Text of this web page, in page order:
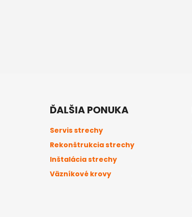
ĎALŠIA PONUKA
Servis strechy
Rekonštrukcia strechy
Inštalácia strechy
Väzníkové krovy